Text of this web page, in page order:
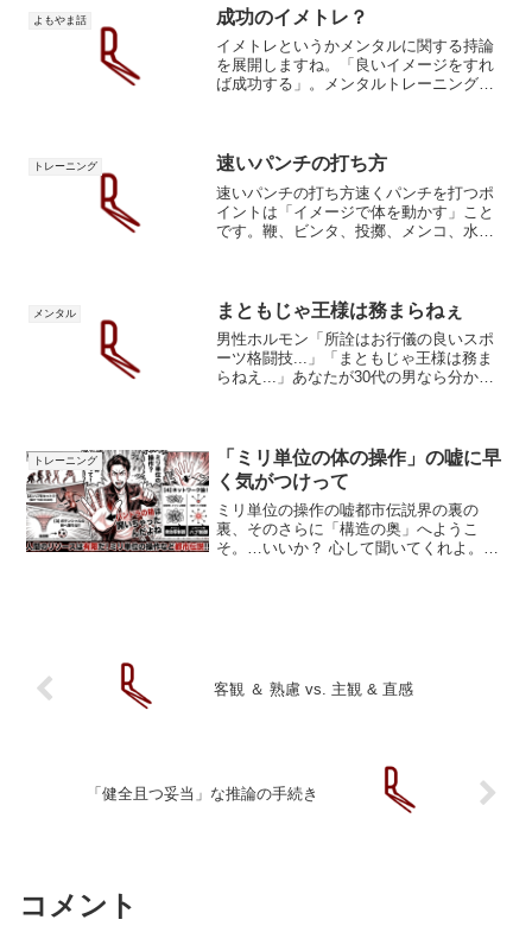
よもやま話 成功のイメトレ？
イメトレというかメンタルに関する持論
を展開しますね。「良いイメージをすれ
ば成功する」。メンタルトレーニング界
やっているが…」やってん...
トレーニング 速いパンチの打ち方
速いパンチの打ち方速くパンチを打つポ
イントは「イメージで体を動かす」こと
です。鞭、ビンタ、投擲、メンコ、水切
で動く体は言葉ではなく、...
メンタル まともじゃ王様は務まらねぇ
男性ホルモン「所詮はお行儀の良いスポ
ーツ格闘技...」「まともじゃ王様は務ま
らねえ...」あなたが30代の男なら分かっ
スキングを演じ...
トレーニング
「ミリ単位の体の操作」の嘘に早
く気がつけって
ミリ単位の操作の嘘都市伝説界の裏の
裏、そのさらに「構造の奥」へようこ
そ。…いいか？ 心して聞いてくれよ。世
客観 ＆ 熟慮 vs. 主観 & 直感
「健全且つ妥当」な推論の手続き
コメント